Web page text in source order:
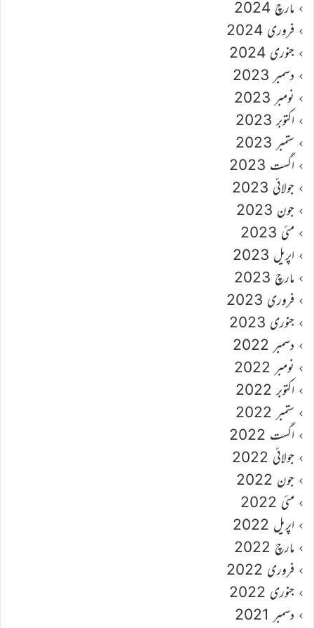
مارچ 2024
فروری 2024
جنوری 2024
دسمبر 2023
نومبر 2023
اکتوبر 2023
ستمبر 2023
اگست 2023
جولائی 2023
جون 2023
مئی 2023
اپریل 2023
مارچ 2023
فروری 2023
جنوری 2023
دسمبر 2022
نومبر 2022
اکتوبر 2022
ستمبر 2022
اگست 2022
جولائی 2022
جون 2022
مئی 2022
اپریل 2022
مارچ 2022
فروری 2022
جنوری 2022
دسمبر 2021